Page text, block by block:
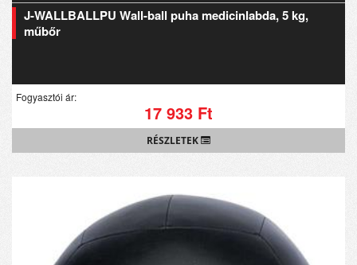
J-WALLBALLPU Wall-ball puha medicinlabda, 5 kg,
műbőr
Fogyasztói ár:
17 933 Ft
RÉSZLETEK